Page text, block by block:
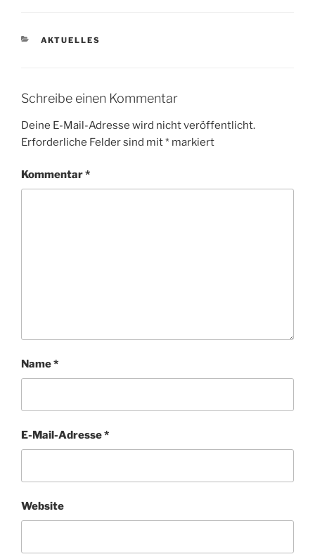
KATEGORIEN
AKTUELLES
Schreibe einen Kommentar
Deine E-Mail-Adresse wird nicht veröffentlicht.
Erforderliche Felder sind mit* markiert
Kommentar*
Name*
E-Mail-Adresse*
Website